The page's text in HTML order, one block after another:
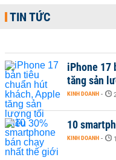
TIN TỨC
iPhone 17
tăng sản
KINH DOANH -
10
KINH DOANH -